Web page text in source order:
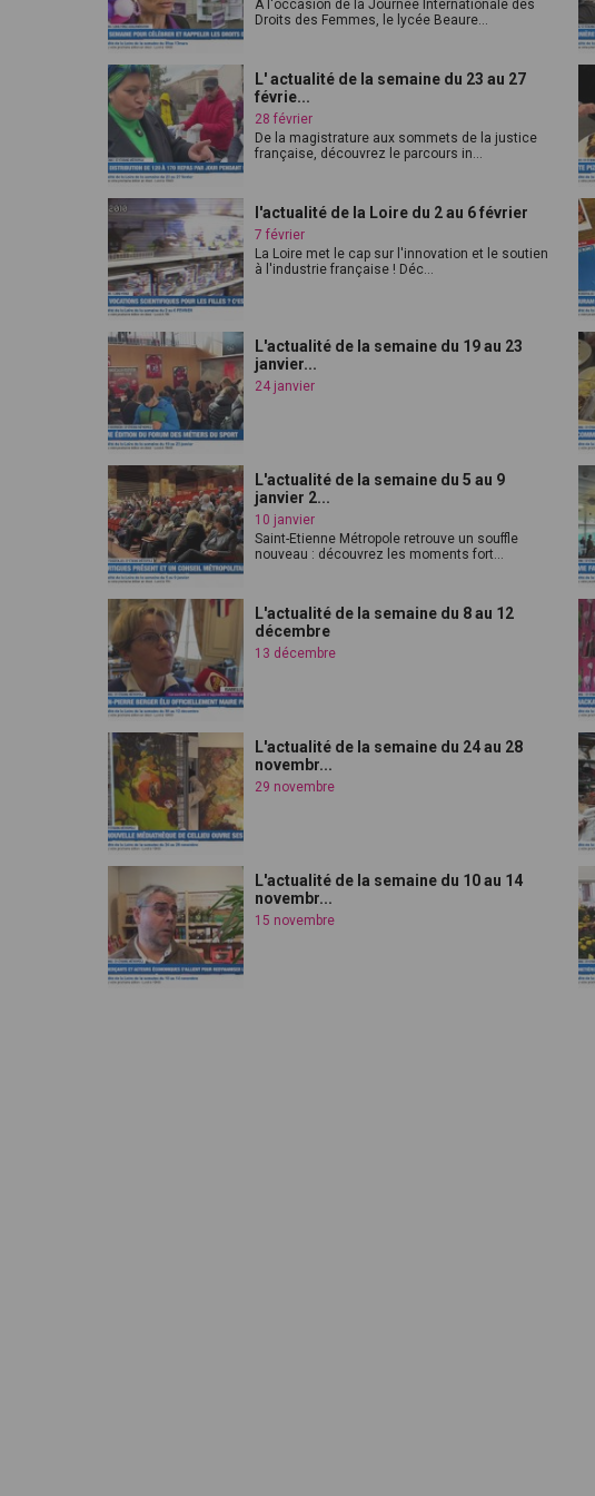
À l'occasion de la Journée Internationale des
Droits des Femmes, le lycée Beaure...
L' actualité de la semaine du 23 au 27
févrie...
28 février
De la magistrature aux sommets de la justice
française, découvrez le parcours in...
l'actualité de la Loire du 2 au 6 février
7 février
La Loire met le cap sur l'innovation et le soutien
à l'industrie française ! Déc...
L'actualité de la semaine du 19 au 23
janvier...
24 janvier
L'actualité de la semaine du 5 au 9
janvier 2...
10 janvier
Saint-Etienne Métropole retrouve un souffle
nouveau : découvrez les moments fort...
L'actualité de la semaine du 8 au 12
décembre
13 décembre
L'actualité de la semaine du 24 au 28
novembr...
29 novembre
L'actualité de la semaine du 10 au 14
novembr...
15 novembre